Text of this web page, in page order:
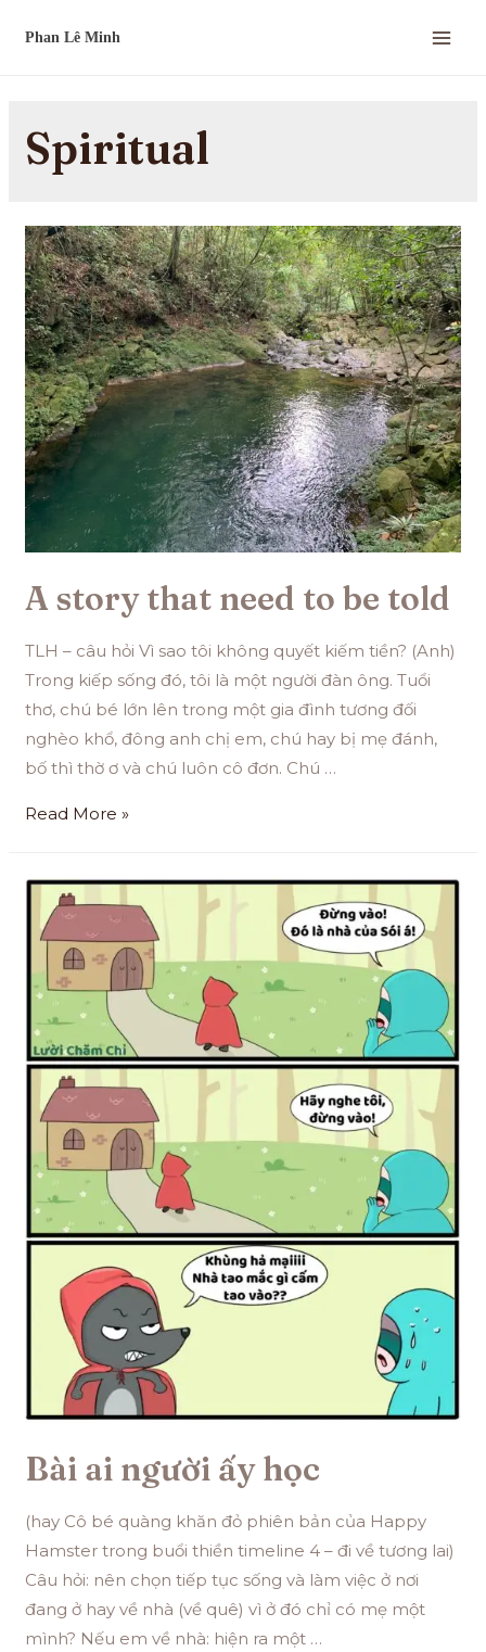
Spiritual
A story that need to be told
TLH – câu hỏi Vì sao tôi không quyết kiếm tiền? (Anh)
Trong kiếp sống đó, tôi là một người đàn ông. Tuổi
thơ, chú bé lớn lên trong một gia đình tương đối
nghèo khổ, đông anh chị em, chú hay bị mẹ đánh,
bố thì thờ ơ và chú luôn cô đơn. Chú …
Read More »
Bài ai người ấy học
(hay Cô bé quàng khăn đỏ phiên bản của Happy
Hamster trong buổi thiền timeline 4 – đi về tương lai)
Câu hỏi: nên chọn tiếp tục sống và làm việc ở nơi
đang ở hay về nhà (về quê) vì ở đó chỉ có mẹ một
mình? Nếu em về nhà: hiện ra một …